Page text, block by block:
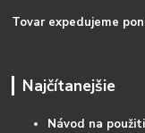
Tovar expedujeme
Najčítanejšie
Návod na